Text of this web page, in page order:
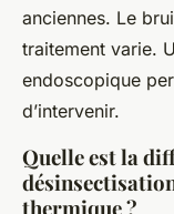
anciennes. Le
traitement varie.
endoscopique
d’intervenir.
Quelle est la
thermique ?